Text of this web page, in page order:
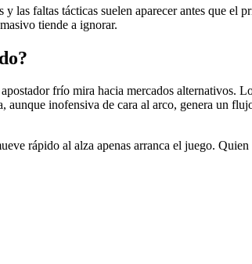
y las faltas tácticas suelen aparecer antes que
tiende a ignorar.
frío mira hacia mercados alternativos.
aunque inofensiva de cara al arco, genera un
rápido al alza apenas arranca el juego.